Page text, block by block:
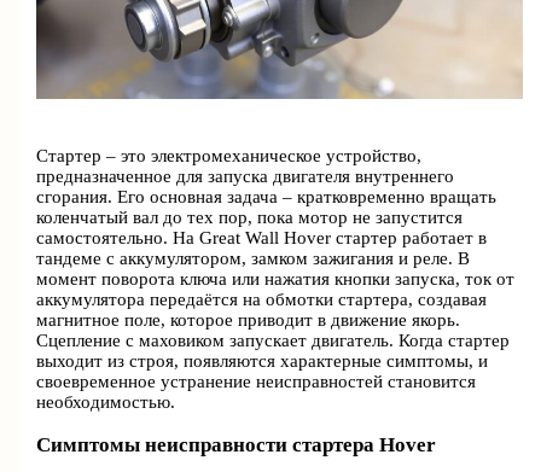
Стартер – это электромеханическое устройство,
предназначенное для запуска двигателя внутреннего
сгорания. Его основная задача – кратковременно вращать
коленчатый вал до тех пор, пока мотор не запустится
самостоятельно. На Great Wall Hover стартер работает в
тандеме с аккумулятором, замком зажигания и реле. В
момент поворота ключа или нажатия кнопки запуска, ток от
аккумулятора передаётся на обмотки стартера, создавая
магнитное поле, которое приводит в движение якорь.
Сцепление с маховиком запускает двигатель. Когда стартер
выходит из строя, появляются характерные симптомы, и
своевременное устранение неисправностей становится
необходимостью.
Симптомы неисправности стартера Hover